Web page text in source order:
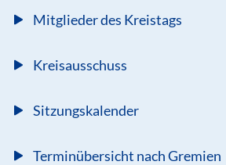
Mitglieder des Kreistags
Kreisausschuss
Sitzungskalender
Terminübersicht nach Gremien